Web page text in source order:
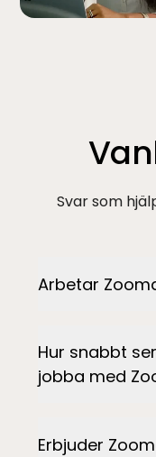
Svar som
Arbetar
Hur snabbt
jobba med
Erbjuder